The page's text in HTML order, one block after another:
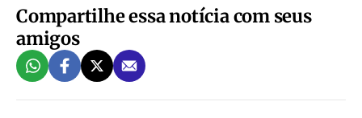
Compartilhe essa notícia com seus
amigos